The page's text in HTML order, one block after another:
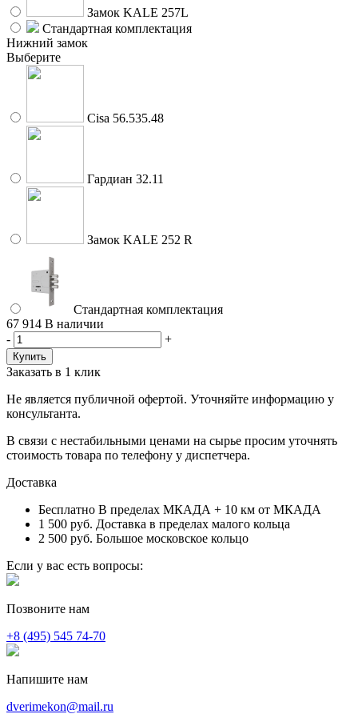
Замок KALE 257L
Стандартная комплектация
Нижний замок
Выберите
Cisa 56.535.48
Гардиан 32.11
Замок KALE 252 R
Стандартная комплектация
67 914 В наличии
-
+
Заказать в 1 клик
Не является публичной офертой. Уточняйте информацию у
консультанта.
В связи с нестабильными ценами на сырье просим уточнять
стоимость товара по телефону у диспетчера.
Доставка
Бесплатно В пределах МКАДА + 10 км от МКАДА
1 500 руб. Доставка в пределах малого кольца
2 500 руб. Большое московское кольцо
Если у вас есть вопросы:
Позвоните нам
+8 (495) 545 74-70
Напишите нам
dverimekon@mail.ru